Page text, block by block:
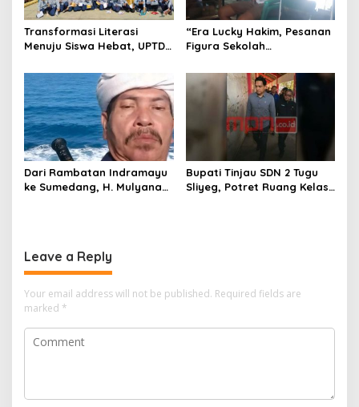
Transformasi Literasi
Menuju Siswa Hebat, UPTD
Inovasi di Pameran GLS
NePasi Gemaca
“Era Lucky Hakim, Pesanan
Figura Sekolah
Indramayu Terancam
Bangkrut!”
Dari Rambatan Indramayu
ke Sumedang, H. Mulyana
Bupati Tinjau SDN 2 Tugu
Sliyeg, Potret Ruang Kelas
Leave a Reply
Your email address will not be published. Required fields are
marked *